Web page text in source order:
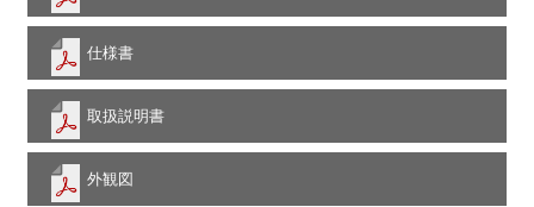
仕様書
取扱説明書
外観図